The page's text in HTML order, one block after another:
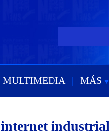
MULTIMEDIA | MÁS
internet industrial